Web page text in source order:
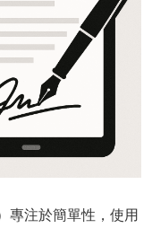
專注於簡單性，使用